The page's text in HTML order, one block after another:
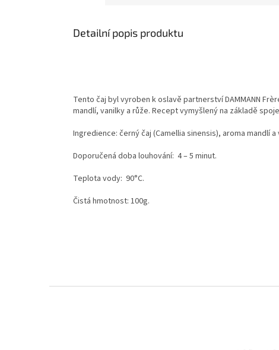
Detailní popis produktu
Tento čaj byl vyroben k oslavě partnerství DAMMANN
mandlí, vanilky a růže. Recept vymyšlený na základě
Ingredience: černý čaj (Camellia sinensis), aroma mandlí
Doporučená doba louhování: 4 – 5 minut.
Teplota vody: 90°C.
Čistá hmotnost: 100g.